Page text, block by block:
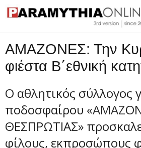
Τεχνολογία
Ροή
Επικοινωνία
ΑΜΑΖΟΝΕΣ: Την
φιέστα Β΄εθνική
Ο αθλητικός σύλλογος
ποδοσφαίρου
ΘΕΣΠΡΩΤΙΑΣ»
φίλους, εκπροσώπους